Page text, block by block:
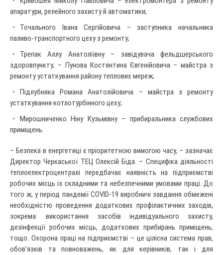
апаратури, релейного захисту й автоматики;
Точального Івана Сергійовича – заступника начальника
паливо-транспортного цеху з ремонту;
Трепак Аллу Анатоліївну – завідувача фельдшерського
здоровпункту; – Пунова Костянтина Євгенійовича – майстра з
ремонту устаткування району теплових мереж;
Підлубняка Романа Анатолійовича – майстра з ремонту
устаткування котлотурбінного цеху;
Мирошниченко Ніну Кузьмівну – прибиральника службових
приміщень.
– Безпека в енергетиці є пріоритетною вимогою часу, – зазначає
Директор Черкаської ТЕЦ Олексій Біда. – Специфіка діяльності
теплоелектроцентралі передбачає наявність на підприємстві
робочих місць із складними та небезпечними умовами праці. До
того ж, у період пандемії COVID-19 виробничі завдання обмежені
необхідністю проведення додаткових профілактичних заходів,
зокрема: використання засобів індивідуального захисту,
дезінфекції робочих місць, додаткових прибирань приміщень,
тощо. Охорона праці на підприємстві – це цілісна система прав,
обов’язків та повноважень, як для керівників, так і для